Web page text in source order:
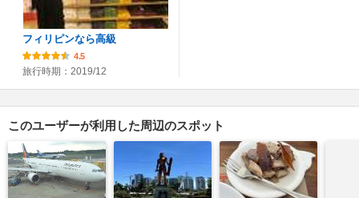
フィリピンなら高級
4.5
旅行時期：2019/12
このユーザーが利用した周辺のスポット